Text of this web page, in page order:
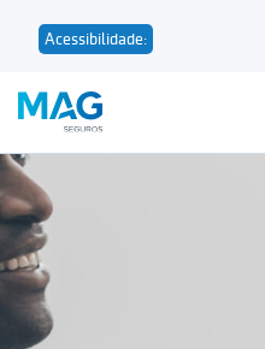
Acessibilidade: